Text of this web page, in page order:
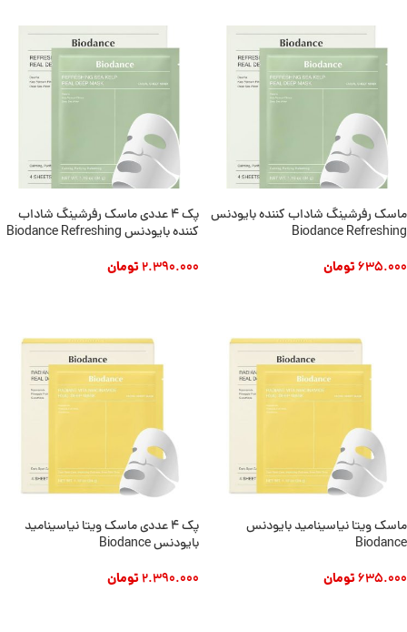
ماسک رفرشینگ شاداب کننده بایودنس
Biodance Refreshing
635.000تومان
پک 4 عددی ماسک رفرشینگ شاداب
کننده بایودنس Biodance Refreshing
2.390.000تومان
ماسک ویتا نیاسینامید بایودنس
Biodance
635.000تومان
پک ۴ عددی ماسک ویتا نیاسینامید
بایودنس Biodance
2.390.000تومان